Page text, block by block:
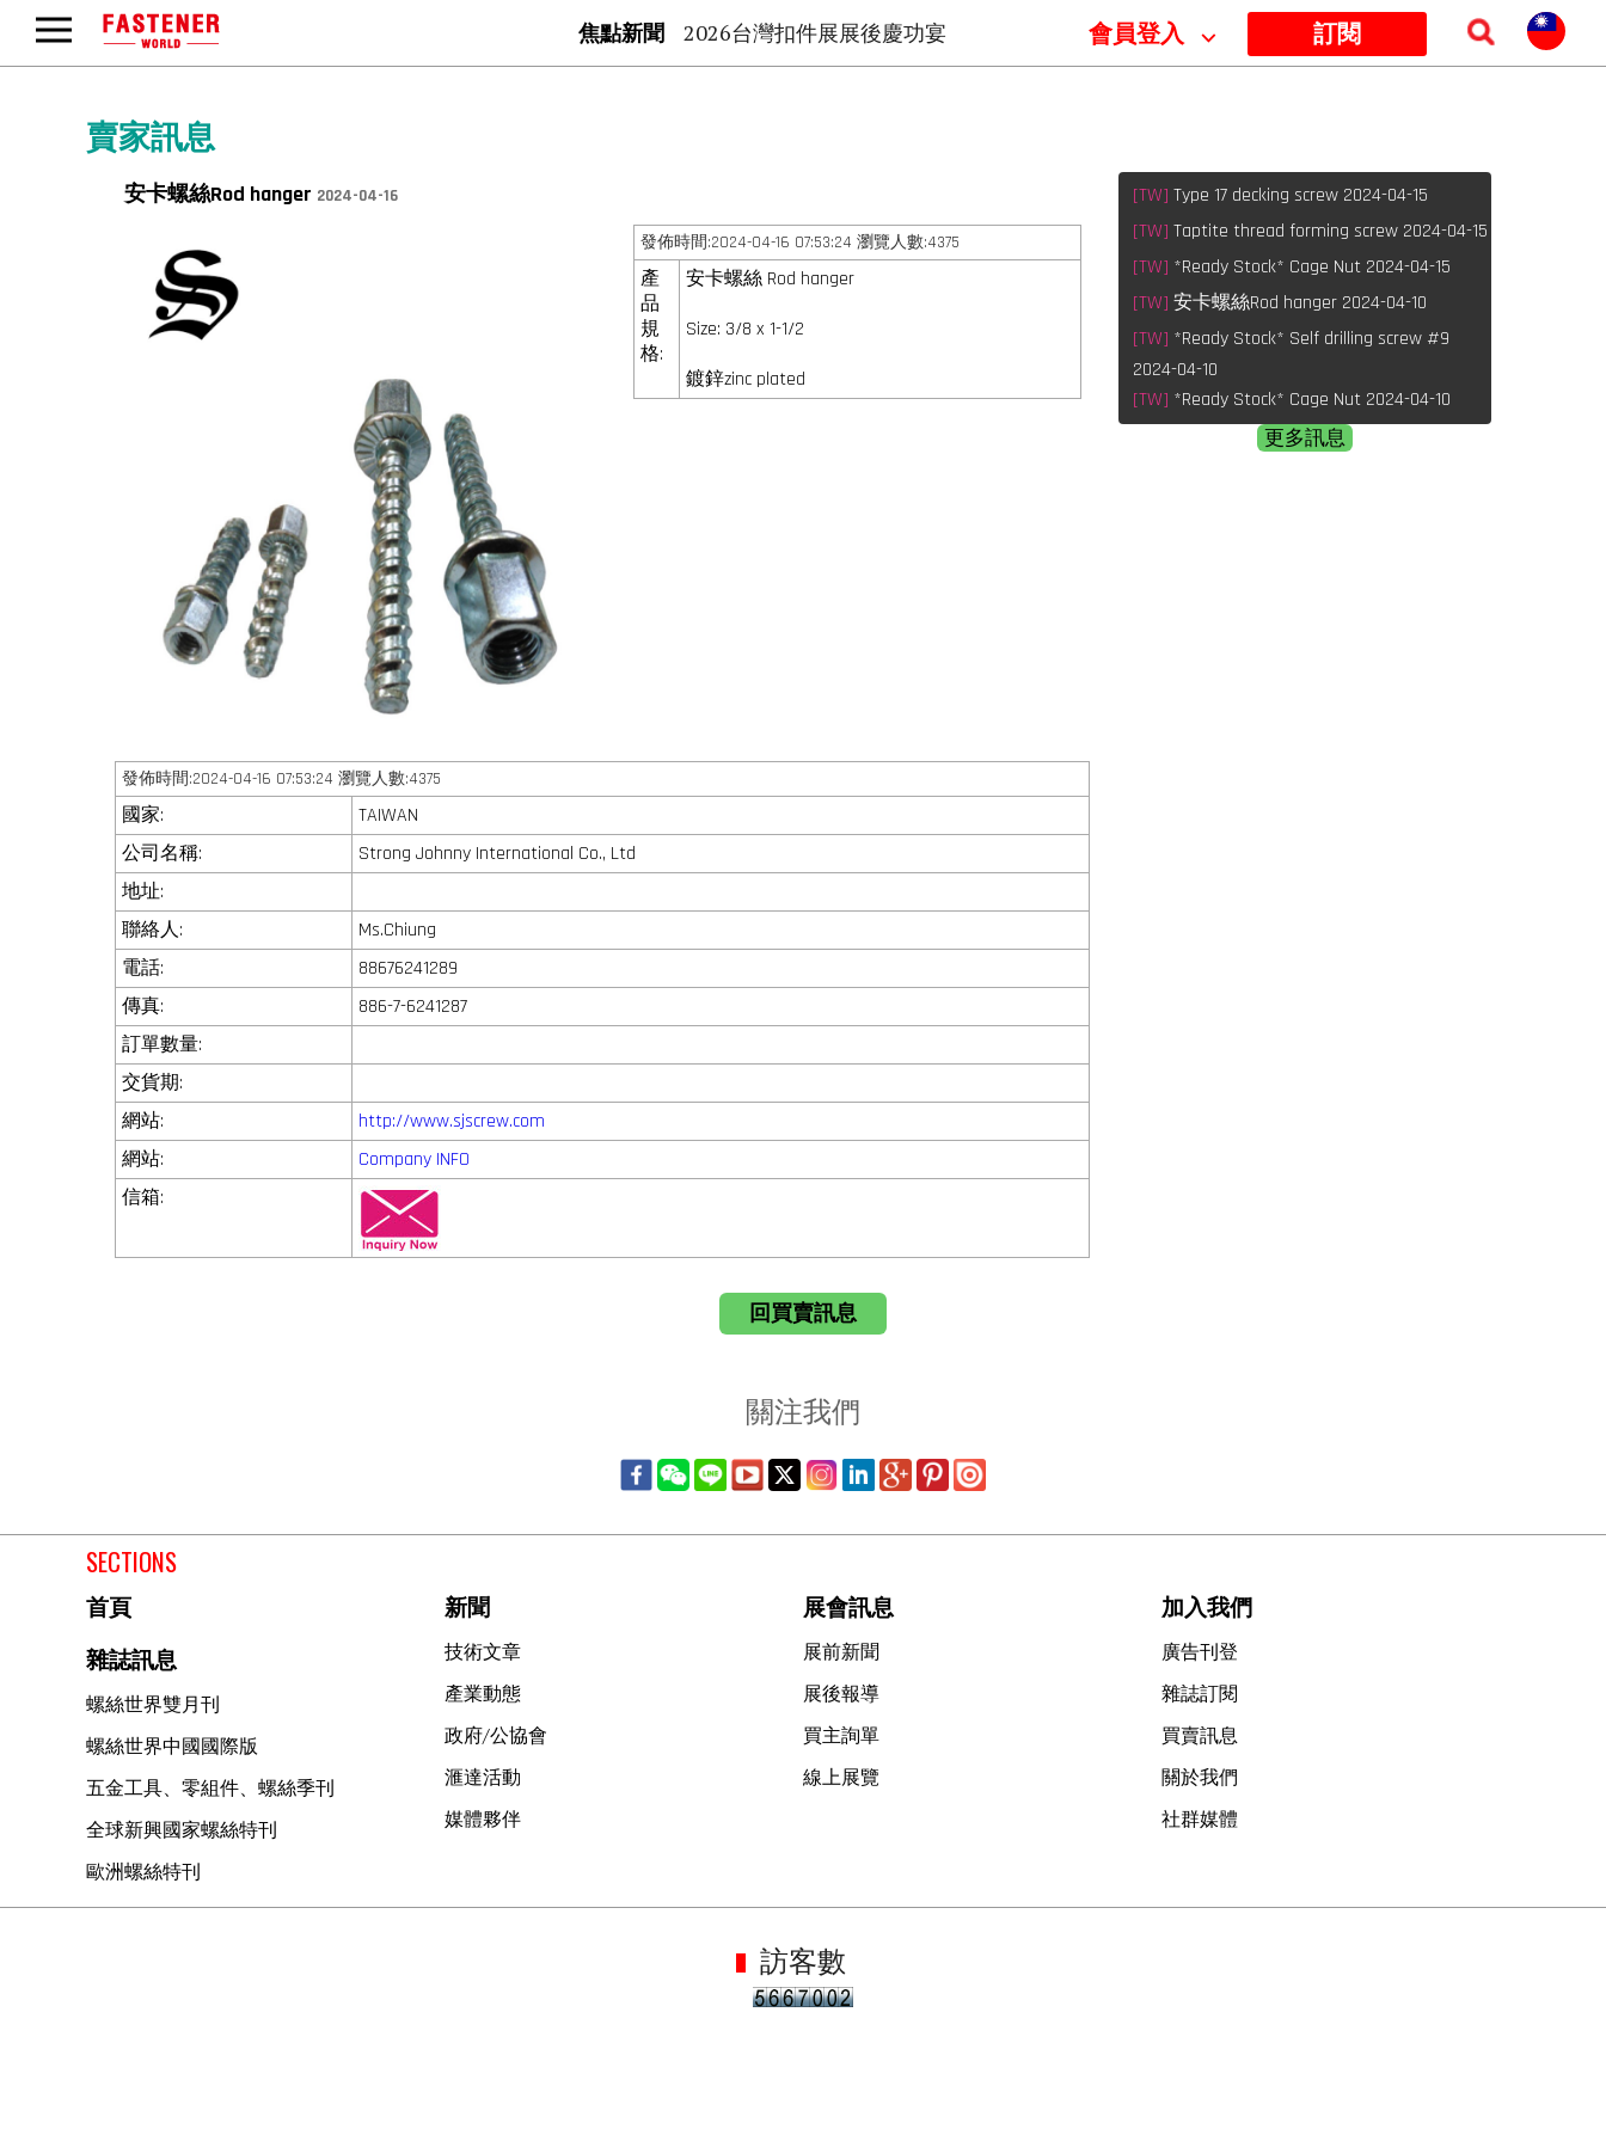
焦點新聞 2026台灣扣件展展後慶功宴 會員登入 ⌵ 訂閱
賣家訊息
安卡螺絲Rod hanger 2024-04-16
發佈時間:2024-04-16 07:53:24 瀏覽人數:4375
產
品
規
格:
安卡螺絲 Rod hanger
Size: 3/8 x 1-1/2
鍍鋅zinc plated
發佈時間:2024-04-16 07:53:24 瀏覽人數:4375
國家:
TAIWAN
公司名稱:
Strong Johnny International Co., Ltd
地址:
聯絡人:
Ms.Chiung
電話:
88676241289
傳真:
886-7-6241287
訂單數量:
交貨期:
網站:
http://www.sjscrew.com
網站:
Company INFO
信箱:
[TW] Type 17 decking screw 2024-04-15
[TW] Taptite thread forming screw 2024-04-15
[TW] *Ready Stock* Cage Nut 2024-04-15
[TW] 安卡螺絲Rod hanger 2024-04-10
[TW] *Ready Stock* Self drilling screw #9
2024-04-10
[TW] *Ready Stock* Cage Nut 2024-04-10
更多訊息
回買賣訊息
關注我們
SECTIONS
首頁
雜誌訊息
螺絲世界雙月刊
螺絲世界中國國際版
五金工具、零組件、螺絲季刊
全球新興國家螺絲特刊
歐洲螺絲特刊
新聞
技術文章
產業動態
政府/公協會
滙達活動
媒體夥伴
展會訊息
展前新聞
展後報導
買主詢單
線上展覽
加入我們
廣告刊登
雜誌訂閱
買賣訊息
關於我們
社群媒體
訪客數